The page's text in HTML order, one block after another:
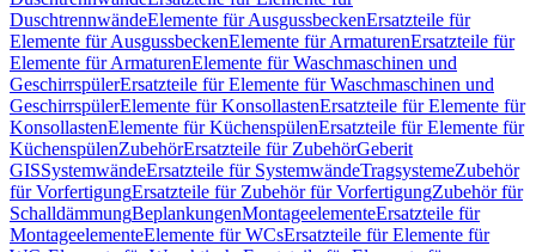
DuschtrennwändeElemente für AusgussbeckenErsatzteile für
Elemente für AusgussbeckenElemente für ArmaturenErsatzteile für
Elemente für ArmaturenElemente für Waschmaschinen und
GeschirrspülerErsatzteile für Elemente für Waschmaschinen und
GeschirrspülerElemente für KonsollastenErsatzteile für Elemente für
KonsollastenElemente für KüchenspülenErsatzteile für Elemente für
KüchenspülenZubehörErsatzteile für ZubehörGeberit
GISSystemwändeErsatzteile für SystemwändeTragsystemeZubehör
für VorfertigungErsatzteile für Zubehör für VorfertigungZubehör für
SchalldämmungBeplankungenMontageelementeErsatzteile für
MontageelementeElemente für WCsErsatzteile für Elemente für